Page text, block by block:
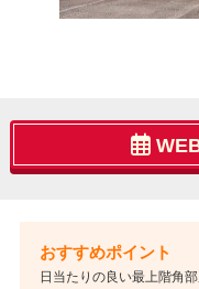
日当たりの良い最上階角